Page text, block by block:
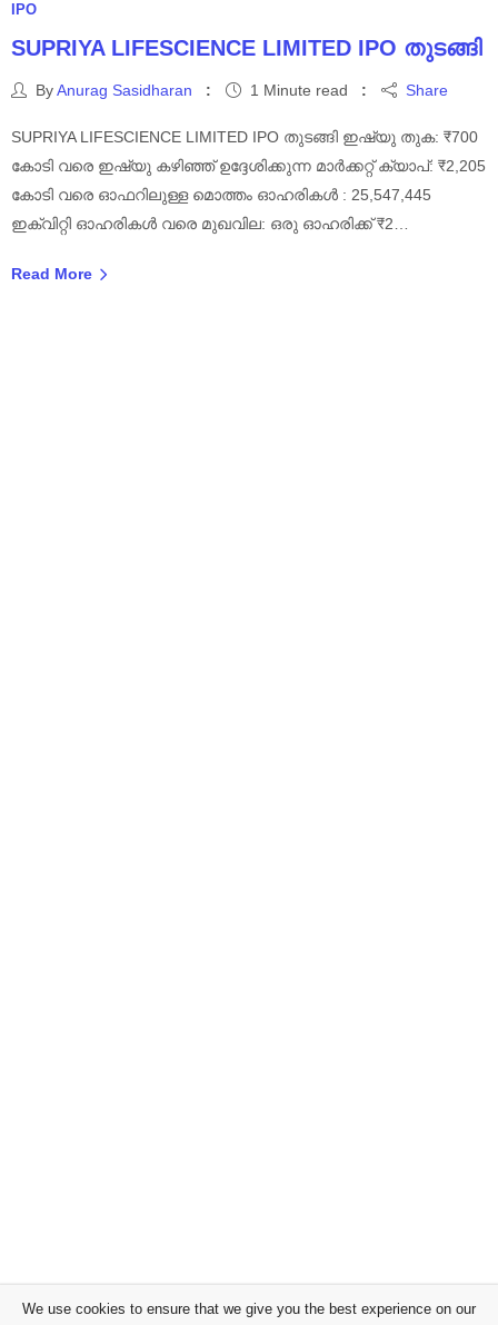
IPO
SUPRIYA LIFESCIENCE LIMITED IPO തുടങ്ങി
ByAnurag Sasidharan 1 Minute read Share
SUPRIYA LIFESCIENCE LIMITED IPO തുടങ്ങി ഇഷ്യു തുക: ₹700
കോടി വരെ ഇഷ്യു കഴിഞ്ഞ് ഉദ്ദേശിക്കുന്ന മാർക്കറ്റ് ക്യാപ്: ₹2,205
കോടി വരെ ഓഫറിലുള്ള മൊത്തം ഓഹരികൾ : 25,547,445
ഇക്വിറ്റി ഓഹരികൾ വരെ മുഖവില: ഒരു ഓഹരിക്ക് ₹2…
Read More
We use cookies to ensure that we give you the best experience on our